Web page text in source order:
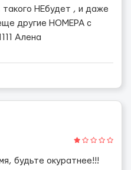
НЕбудет , и даже
другие НОМЕРА с
Алена
будьте окуратнее!!!